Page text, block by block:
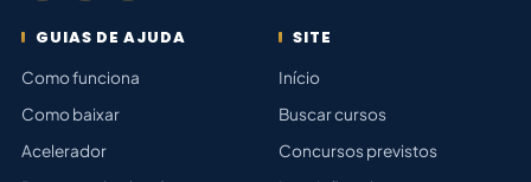
GUIAS DE AJUDA
Como funciona
Como baixar
Acelerador
SITE
Início
Buscar cursos
Concursos previstos